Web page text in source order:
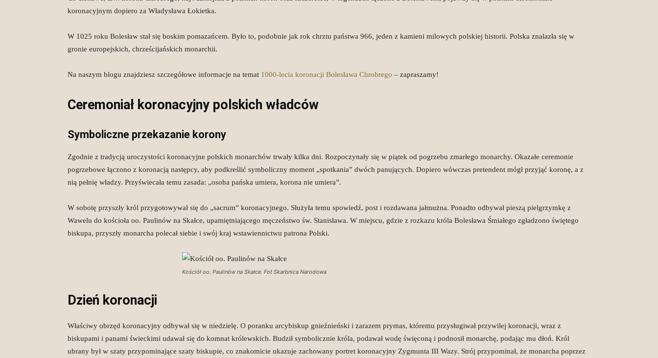
koronacyjnym dopiero za Władysława Łokietka.
W 1025 roku Bolesław stał się boskim pomazańcem. Było to, podobnie jak rok chrztu państwa 966, jeden z kamieni milowych polskiej historii. Polska znalazła się w
gronie europejskich, chrześcijańskich monarchii.
Na naszym blogu znajdziesz szczegółowe informacje na temat 1000-lecia koronacji Bolesława Chrobrego – zapraszamy!
Ceremoniał koronacyjny polskich władców
Symboliczne przekazanie korony
Zgodnie z tradycją uroczystości koronacyjne polskich monarchów trwały kilka dni. Rozpoczynały się w piątek od pogrzebu zmarłego monarchy. Okazałe ceremonie
pogrzebowe łączono z koronacją następcy, aby podkreślić symboliczny moment „spotkania” dwóch panujących. Dopiero wówczas pretendent mógł przyjąć koronę, a z
nią pełnię władzy. Przyświecała temu zasada: „osoba pańska umiera, korona nie umiera”.
W sobotę przyszły król przygotowywał się do „sacrum” koronacyjnego. Służyła temu spowiedź, post i rozdawana jałmużna. Ponadto odbywał pieszą pielgrzymkę z
Wawelu do kościoła oo. Paulinów na Skałce, upamiętniającego męczeństwo św. Stanisława. W miejscu, gdzie z rozkazu króla Bolesława Śmiałego zgładzono świętego
biskupa, przyszły monarcha polecał siebie i swój kraj wstawiennictwu patrona Polski.
Kościół oo. Paulinów na Skałce. Fot Skarbnica Narodowa
Dzień koronacji
Właściwy obrzęd koronacyjny odbywał się w niedzielę. O poranku arcybiskup gnieźnieński i zarazem prymas, któremu przysługiwał przywilej koronacji, wraz z
biskupami i panami świeckimi udawał się do komnat królewskich. Budził symbolicznie króla, podawał wodę święconą i podnosił monarchę, podając mu dłoń. Król
ubrany był w szaty przypominające szaty biskupie, co znakomicie ukazuje zachowany portret koronacyjny Zygmunta III Wazy. Strój przypominał, że monarcha poprzez